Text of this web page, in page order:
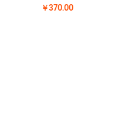
￥370.00